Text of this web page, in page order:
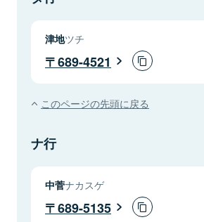
津地ツチ
689-4521
このページの先頭に戻る
ナ行
中菅ナカスゲ
689-5135